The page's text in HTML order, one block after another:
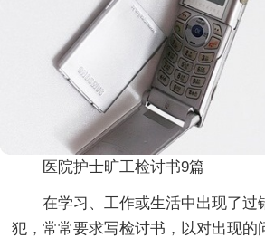
医院护士旷工检讨书9篇
在学习、工作或生活中出现了过
犯，常常要求写检讨书，以对出现的